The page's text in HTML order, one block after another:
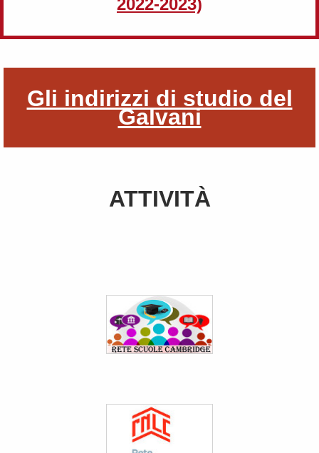
2022-2023)
Gli indirizzi di studio del
Galvani
ATTIVITÀ